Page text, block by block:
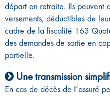
départ en retraite. Ils peuvent
versements, déductibles de
cadre de la fiscalité 163
des demandes de sortie en
partielle.
Une transmission
En cas de décès de l’assuré